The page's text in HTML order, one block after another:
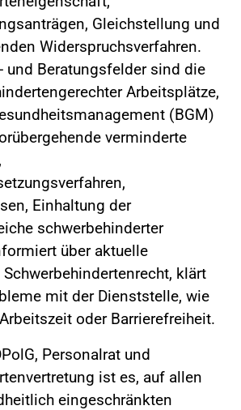
Gleichstellung und
Widerspruchsverfahren.
und Beratungsfelder sind die
Arbeitsplätze,
(BGM)
verminderte
Einhaltung der
schwerbehinderter
über aktuelle
klärt
mit der Dienststelle, wie
oder Barrierefreiheit.
Personalrat und
ist es, auf allen
eingeschränkten